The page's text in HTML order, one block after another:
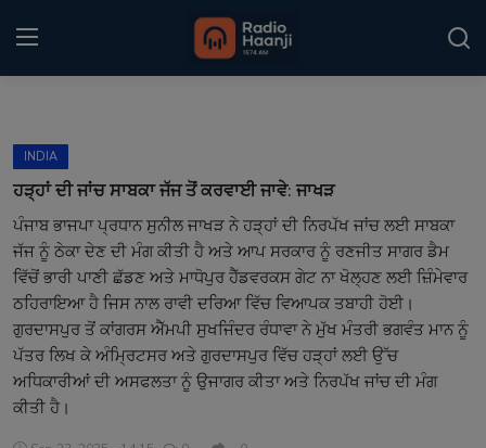
Home
Punjabi Podcast
Kitaab Kahani
Gallery
Sponsors
Matrimonial
INDIA
ਹੜ੍ਹਾਂ ਦੀ ਜਾਂਚ ਸਾਬਕਾ ਜੱਜ ਤੋਂ ਕਰਵਾਈ ਜਾਵੇ: ਜਾਖੜ
ਪੰਜਾਬ ਭਾਜਪਾ ਪ੍ਰਧਾਨ ਸੁਨੀਲ ਜਾਖੜ ਨੇ ਹੜ੍ਹਾਂ ਦੀ ਨਿਰਪੱਖ ਜਾਂਚ ਲਈ ਸਾਬਕਾ
ਜੱਜ ਨੂੰ ਠੇਕਾ ਦੇਣ ਦੀ ਮੰਗ ਕੀਤੀ ਹੈ ਅਤੇ ਆਪ ਸਰਕਾਰ ਨੂੰ ਰਣਜੀਤ ਸਾਗਰ ਡੈਮ
ਵਿੱਚੋਂ ਭਾਰੀ ਪਾਣੀ ਛੱਡਣ ਅਤੇ ਮਾਧੋਪੁਰ ਹੈੱਡਵਰਕਸ ਗੇਟ ਨਾ ਖੋਲ੍ਹਣ ਲਈ ਜ਼ਿੰਮੇਵਾਰ
ਠਹਿਰਾਇਆ ਹੈ ਜਿਸ ਨਾਲ ਰਾਵੀ ਦਰਿਆ ਵਿੱਚ ਵਿਆਪਕ ਤਬਾਹੀ ਹੋਈ।
ਗੁਰਦਾਸਪੁਰ ਤੋਂ ਕਾਂਗਰਸ ਐੱਮਪੀ ਸੁਖਜਿੰਦਰ ਰੰਧਾਵਾ ਨੇ ਮੁੱਖ ਮੰਤਰੀ ਭਗਵੰਤ ਮਾਨ ਨੂੰ
ਪੱਤਰ ਲਿਖ ਕੇ ਅੰਮ੍ਰਿਟਸਰ ਅਤੇ ਗੁਰਦਾਸਪੁਰ ਵਿੱਚ ਹੜ੍ਹਾਂ ਲਈ ਉੱਚ
ਅਧਿਕਾਰੀਆਂ ਦੀ ਅਸਫਲਤਾ ਨੂੰ ਉਜਾਗਰ ਕੀਤਾ ਅਤੇ ਨਿਰਪੱਖ ਜਾਂਚ ਦੀ ਮੰਗ
ਕੀਤੀ ਹੈ।